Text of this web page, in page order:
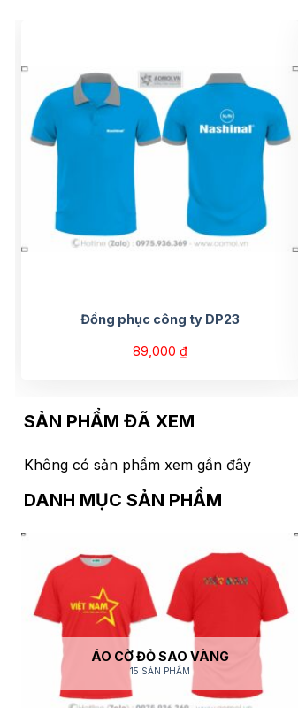
Đồng phục công ty DP23
89,000 ₫
SẢN PHẨM ĐÃ XEM
Không có sản phẩm xem gần đây
DANH MỤC SẢN PHẨM
ÁO CỜ ĐỎ SAO VÀNG
15 SẢN PHẨM